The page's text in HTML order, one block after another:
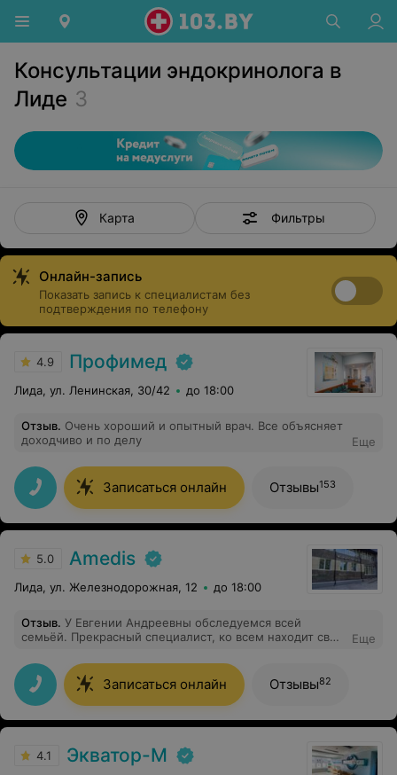
Консультации эндокринолога в
Лиде 3
Карта Фильтры
Онлайн-запись
Показать запись к специалистам без
подтверждения по телефону
4.9 Профимед
Лида, ул. Ленинская, 30/42 до 18:00
Отзыв. Очень хороший и опытный врач. Все объясняет
доходчиво и по делу
Еще
Записаться онлайн Отзывы153
5.0 Amedis
Лида, ул. Железнодорожная, 12 до 18:00
Отзыв. У Евгении Андреевны обследуемся всей
семьёй. Прекрасный специалист, ко всем находит свой
Еще
Записаться онлайн Отзывы82
4.1 Экватор-М